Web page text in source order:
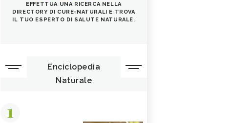
EFFETTUA UNA RICERCA NELLA
DIRECTORY DI CURE-NATURALI E TROVA
IL TUO ESPERTO DI SALUTE NATURALE.
Enciclopedia
Naturale
1